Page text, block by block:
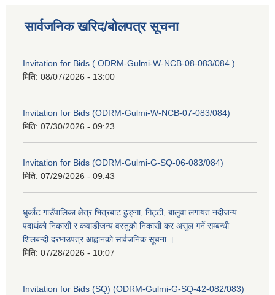
सार्वजनिक खरिद/बोलपत्र सूचना
Invitation for Bids ( ODRM-Gulmi-W-NCB-08-083/084 )
मिति: 08/07/2026 - 13:00
Invitation for Bids (ODRM-Gulmi-W-NCB-07-083/084)
मिति: 07/30/2026 - 09:23
Invitation for Bids (ODRM-Gulmi-G-SQ-06-083/084)
मिति: 07/29/2026 - 09:43
धुर्कोट गाउँपालिका क्षेेत्र भित्रबाट ढुङ्गा, गिट्टी, बालुवा लगायत नदीजन्य
पदार्थको निकासी र कवाडीजन्य वस्तुको निकासी कर असुल गर्ने सम्बन्धी
शिलबन्दी दरभाउपत्र आह्वानको सार्वजनिक सूचना ।
मिति: 07/28/2026 - 10:07
Invitation for Bids (SQ) (ODRM-Gulmi-G-SQ-42-082/083)